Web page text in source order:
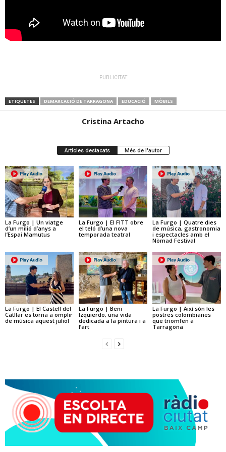
PUBLICITAT
ETIQUETES DEMARCACIÓ DE TARRAGONA EDUCACIÓ MÒBILS
Cristina Artacho
Articles destacats Més de l'autor
La Furgo | Un viatge
d’un milió d’anys a
l’Espai Mamutus
La Furgo | El FITT obre
el teló d’una nova
temporada teatral
La Furgo | Quatre dies
de música, gastronomia
i espectacles amb el
Nòmad Festival
La Furgo | El Castell del
Catllar es torna a omplir
de música aquest juliol
La Furgo | Beni
Izquierdo, una vida
dedicada a la pintura i a
l’art
La Furgo | Així són les
postres colombianes
que triomfen a
Tarragona